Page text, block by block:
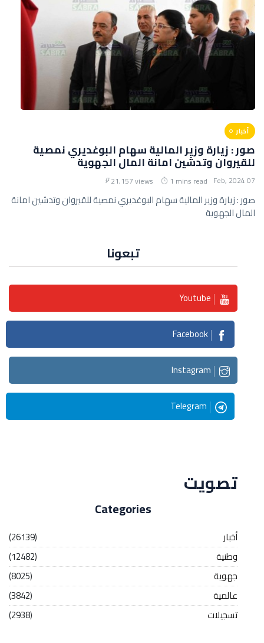
أخبار
صور : زيارة وزير المالية سهام البوغديري نمصية
للقيروان وتدشين امانة المال الجهوية
07 Feb, 2024
1 mins read
21,157 views
صور : زيارة وزير المالية سهام البوغديري نمصية للقيروان وتدشين امانة
المال الجهوية
تبعونا
Youtube
Facebook
Instagram
Telegram
تصويت
Categories
أخبار
(26139)
وطنية
(12482)
جهوية
(8025)
عالمية
(3842)
تسجيلات
(2938)